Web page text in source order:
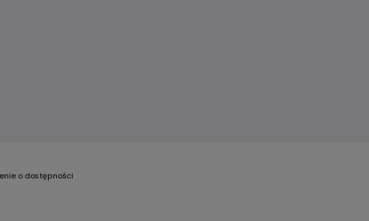
o dostępności